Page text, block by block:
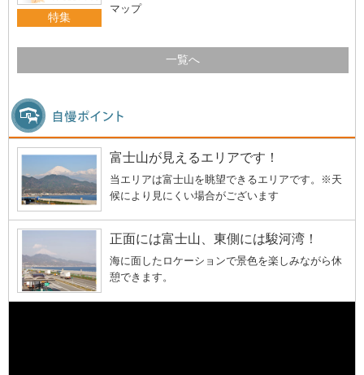
特集
マップ
一覧へ
富士山が見えるエリアです！
当エリアは富士山を眺望できるエリアです。※天
候により見にくい場合がございます
正面には富士山、東側には駿河湾！
海に面したロケーションで景色を楽しみながら休
憩できます。